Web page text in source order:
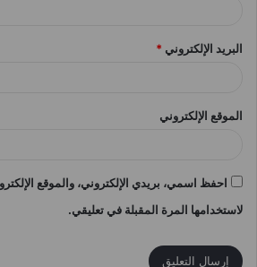
البريد الإلكتروني *
الموقع الإلكتروني
احفظ اسمي، بريدي الإلكتروني، والموقع
لاستخدامها المرة المقبلة في تعليقي.